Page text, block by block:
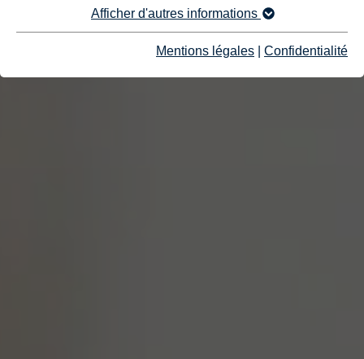
Afficher d'autres informations
Mentions légales Confidentialité